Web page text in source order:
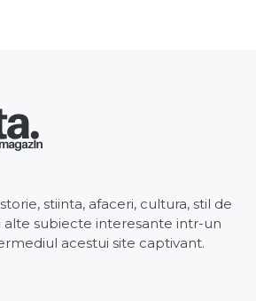
stiinta, afaceri, cultura, stil de
alte subiecte interesante intr-un
acestui site captivant.